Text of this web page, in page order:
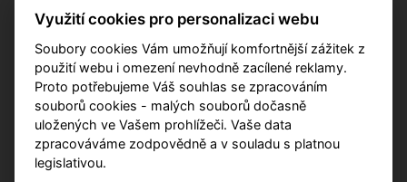
po-pá 9-16 hod
Využití cookies pro personalizaci webu
Soubory cookies Vám umožňují komfortnější zážitek z
použití webu i omezení nevhodně zacílené reklamy.
Proto potřebujeme Váš souhlas se zpracováním
souborů cookies - malých souborů dočasně
uložených ve Vašem prohlížeči. Vaše data
zpracováváme zodpovědně a v souladu s platnou
legislativou.